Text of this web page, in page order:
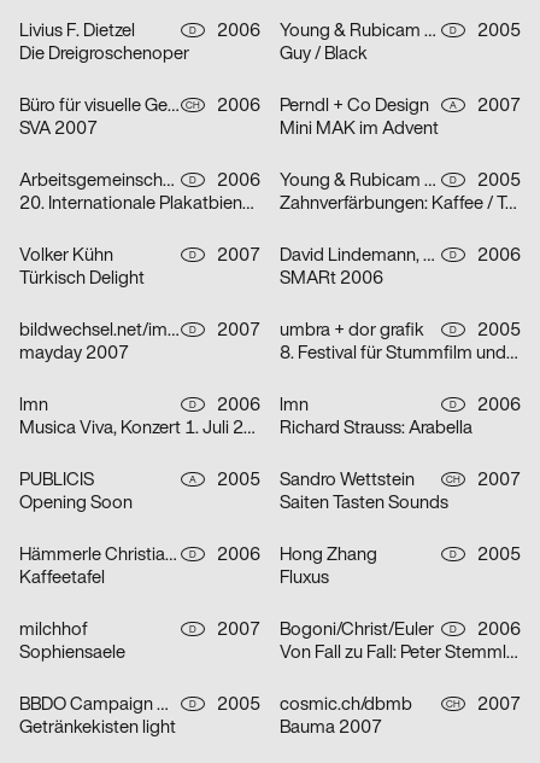
Livius F. Dietzel D
2006
Die Dreigroschenoper
Young & Rubicam GmbH & Co. KG D
2005
Guy / Black
Büro für visuelle Gestaltung: Kreis offen CH
2006
SVA 2007
Perndl + Co Design A
2007
Mini MAK im Advent
Arbeitsgemeinschaft für visuelle und verbale Kommunikation Uwe Loesch D
2006
20. Internationale Plakatbiennale Warschau
Young & Rubicam GmbH & Co. KG D
2005
Zahnverfärbungen: Kaffee / Tee / Zigaretten
Volker Kühn D
2007
Türkisch Delight
David Lindemann, Matthias Wörle D
2006
SMARt 2006
bildwechsel.net/image-shift.net D
2007
mayday 2007
umbra + dor grafik D
2005
8. Festival für Stummfilm und Musik
lmn D
2006
Musica Viva, Konzert 1. Juli 2006
lmn D
2006
Richard Strauss: Arabella
PUBLICIS A
2005
Opening Soon
Sandro Wettstein CH
2007
Saiten Tasten Sounds
Hämmerle Christiane, blotto design D
2006
Kaffeetafel
Hong Zhang D
2005
Fluxus
milchhof D
2007
Sophiensaele
Bogoni/Christ/Euler D
2006
Von Fall zu Fall: Peter Stemmler
BBDO Campaign GmbH Düsseldorf D
2005
Getränkekisten light
cosmic.ch/dbmb CH
2007
Bauma 2007